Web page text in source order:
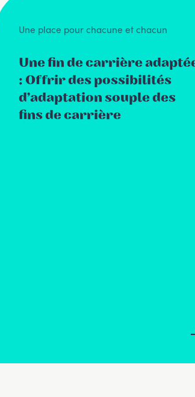
Une place pour chacune et chacun
Une fin de carrière
: Offrir des possibilités
d’adaptation souple des
fins de carrière